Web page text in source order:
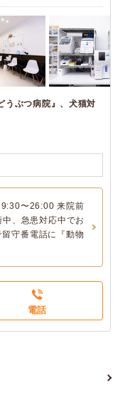
うぶつ病院』、犬猫対
〜26:00 来院前
、急患対応中でお
守番電話に『動物
電話